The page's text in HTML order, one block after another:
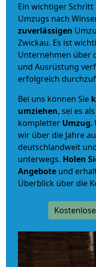
Ein wichtiger
Umzugs nach
zuverlässigen
Zwickau. Es ist
Unternehmen über
und Ausrüstung
erfolgreich
Bei uns können Sie
umziehen, sei es als
kompletter Umzug.
wir über die Jahre
deutschlandweit
unterwegs. Holen
Angebote und
Überblick über die